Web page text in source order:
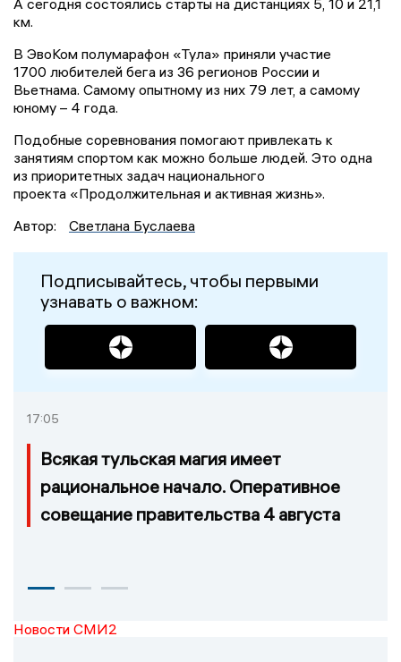
А сегодня состоялись старты на дистанциях 5, 10 и 21,1
км.
В ЭвоКом полумарафон «Тула» приняли участие
1700 любителей бега из 36 регионов России и
Вьетнама. Самому опытному из них 79 лет, а самому
юному – 4 года.
Подобные соревнования помогают привлекать к
занятиям спортом как можно больше людей. Это одна
из приоритетных задач национального
проекта «Продолжительная и активная жизнь».
Автор:
Светлана Буслаева
Подписывайтесь, чтобы первыми
узнавать о важном:
17:05
Всякая тульская магия имеет
рациональное начало. Оперативное
совещание правительства 4 августа
Новости СМИ2